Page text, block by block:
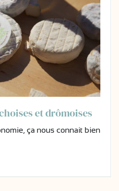
et drômoises
ça nous connait bien